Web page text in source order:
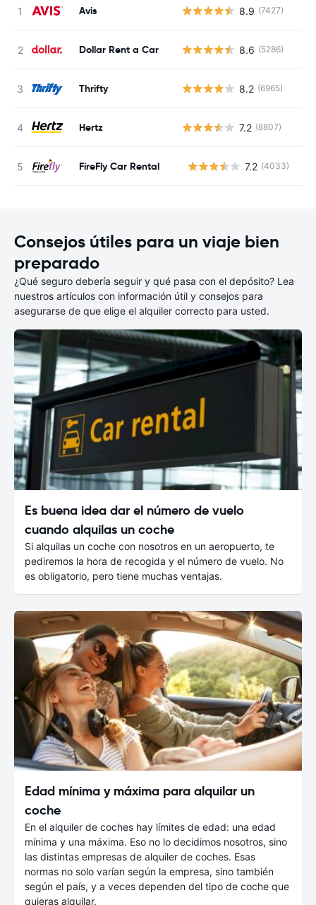
Avis 8.9 (7427)
Dollar Rent a Car 8.6 (5286)
Thrifty 8.2 (6965)
Hertz 7.2 (8807)
FireFly Car Rental 7.2 (4033)
Consejos útiles para un viaje bien
preparado
¿Qué seguro debería seguir y qué pasa con el depósito? Lea
nuestros artículos con información útil y consejos para
asegurarse de que elige el alquiler correcto para usted.
Es buena idea dar el número de vuelo
cuando alquilas un coche
Si alquilas un coche con nosotros en un aeropuerto, te
pediremos la hora de recogida y el número de vuelo. No
es obligatorio, pero tiene muchas ventajas.
Edad mínima y máxima para alquilar un
coche
En el alquiler de coches hay límites de edad: una edad
mínima y una máxima. Eso no lo decidimos nosotros, sino
las distintas empresas de alquiler de coches. Esas
normas no solo varían según la empresa, sino también
según el país, y a veces dependen del tipo de coche que
quieras alquilar.